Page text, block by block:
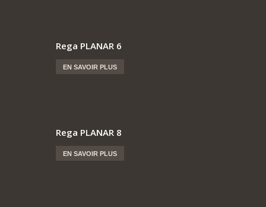
Rega PLANAR 6
EN SAVOIR PLUS
Rega PLANAR 8
EN SAVOIR PLUS